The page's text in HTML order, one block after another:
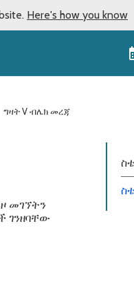
Here's how you know
ግዛት V ብሌክ መረጃ
መገኘትን
ገንዘባቸው